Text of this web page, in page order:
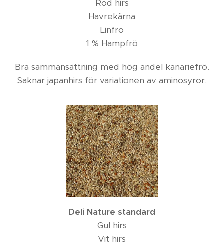
Röd hirs
Havrekärna
Linfrö
1 % Hampfrö
Bra sammansättning med hög andel kanariefrö.
Saknar japanhirs för variationen av aminosyror.
Deli Nature standard
Gul hirs
Vit hirs